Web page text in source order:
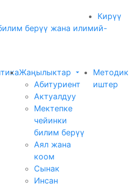
Кирүү
берүү жана илимий-
Жаңылыктар
Абитуриент
Актуалдуу
Мектепке
чейинки
билим берүү
Аял жана
коом
Сынак
Инсан
иштер